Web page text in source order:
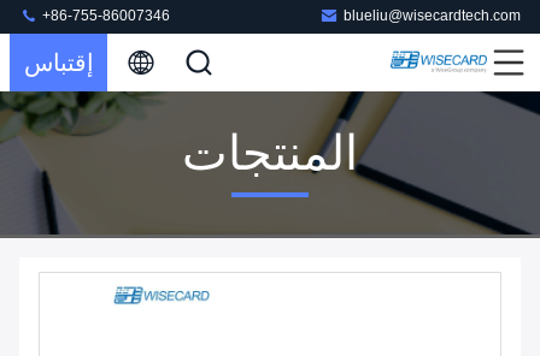
blueliu@wisecardtech.com
+86-755-86007346
إقتباس
المنتجات